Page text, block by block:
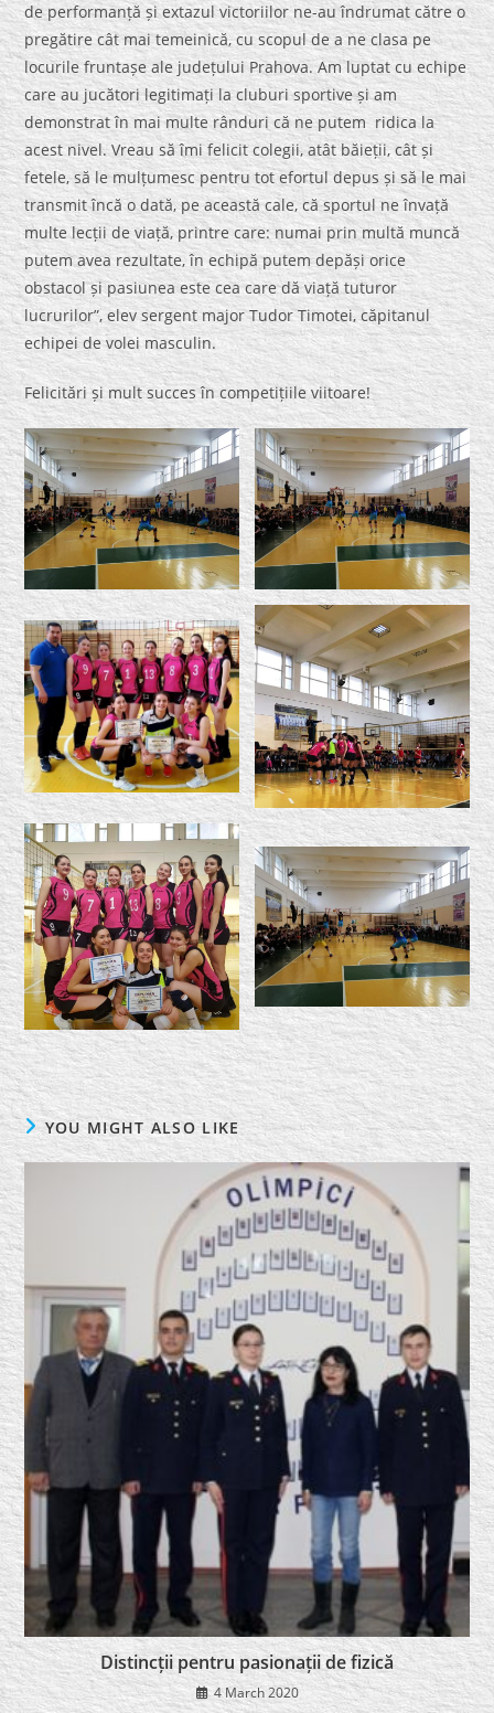
de performanță și extazul victoriilor ne-au îndrumat către o
pregătire cât mai temeinică, cu scopul de a ne clasa pe
locurile fruntașe ale județului Prahova. Am luptat cu echipe
care au jucători legitimați la cluburi sportive și am
demonstrat în mai multe rânduri că ne putem ridica la
acest nivel. Vreau să îmi felicit colegii, atât băieții, cât și
fetele, să le mulțumesc pentru tot efortul depus și să le mai
transmit încă o dată, pe această cale, că sportul ne învață
multe lecții de viață, printre care: numai prin multă muncă
putem avea rezultate, în echipă putem depăși orice
obstacol și pasiunea este cea care dă viață tuturor
lucrurilor”, elev sergent major Tudor Timotei, căpitanul
echipei de volei masculin.
Felicitări și mult succes în competițiile viitoare!
YOU MIGHT ALSO LIKE
Distincții pentru pasionații de fizică
4 March 2020